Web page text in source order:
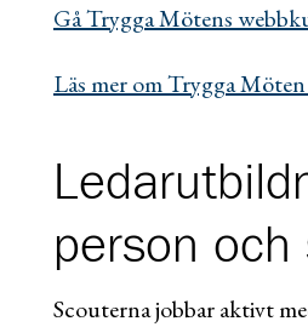
Gå Trygga Mötens
Läs mer om Trygga
person och
Scouterna jobbar aktivt